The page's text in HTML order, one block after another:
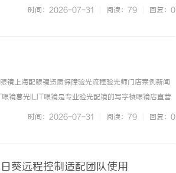
该具备丰富且有针对性的营养组分。舒伯特益生菌养
时间：2026-07-31 阅读：79 回复：0
镜上海配眼镜资质保障验光流程验光师门店案例新闻
暮光ILIT眼镜是专业验光配镜的写字楼眼镜店直营
透明价格和直营售后为基础，全场镜片40%-60%优
时间：2026-07-31 阅读：79 回复：0
葵远程控制适配团队使用